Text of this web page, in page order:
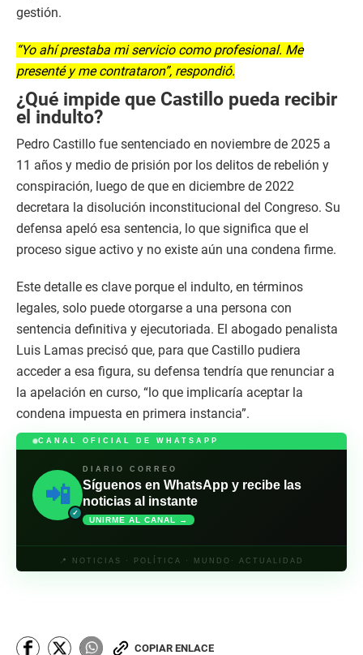
gestión.
“Yo ahí prestaba mi servicio como profesional. Me
presenté y me contrataron”, respondió.
¿Qué impide que Castillo pueda recibir
el indulto?
Pedro Castillo fue sentenciado en noviembre de 2025 a
11 años y medio de prisión por los delitos de rebelión y
conspiración, luego de que en diciembre de 2022
decretara la disolución inconstitucional del Congreso. Su
defensa apeló esa sentencia, lo que significa que el
proceso sigue activo y no existe aún una condena firme.
Este detalle es clave porque el indulto, en términos
legales, solo puede otorgarse a una persona con
sentencia definitiva y ejecutoriada. El abogado penalista
Luis Lamas precisó que, para que Castillo pudiera
acceder a esa figura, su defensa tendría que renunciar a
la apelación en curso, “lo que implicaría aceptar la
condena impuesta en primera instancia”.
CANAL OFICIAL DE WHATSAPP
📲
✓
DIARIO CORREO
Síguenos en WhatsApp y recibe las
noticias al instante
UNIRME AL CANAL →
📍 NOTICIAS · POLÍTICA · MUNDO· ACTUALIDAD
COPIAR ENLACE